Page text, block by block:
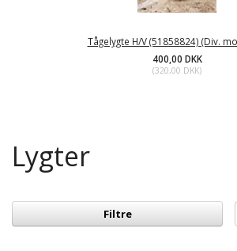
Tågelygte H/V (51858824) (Div.
400,00 DKK
(320,00 DKK)
Lygter
Filtre